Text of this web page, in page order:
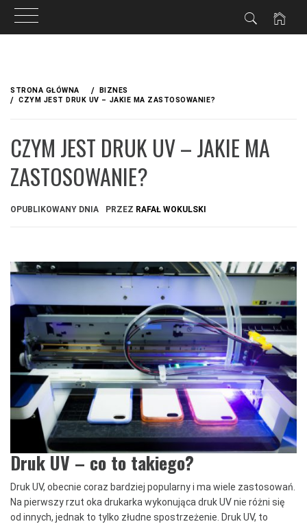
treściSTRONA GŁÓWNA
BIZNES
CZYM JEST DRUK UV – JAKIE MA ZASTOSOWANIE?
CZYM JEST DRUK UV – JAKIE MA
ZASTOSOWANIE?
OPUBLIKOWANY DNIA PRZEZ RAFAŁ WOKULSKI
Druk UV – co to takiego?
Druk UV, obecnie coraz bardziej popularny i ma wiele zastosowań.
Na pierwszy rzut oka drukarka wykonująca druk UV nie różni się
od innych, jednak to tylko złudne spostrzeżenie. Druk UV, to